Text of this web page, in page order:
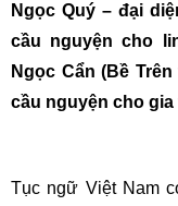
Ngọc Quý – đại
cầu nguyện cho
Ngọc Cẩn (Bề
cầu nguyện cho
Tục ngữ Việt Nam